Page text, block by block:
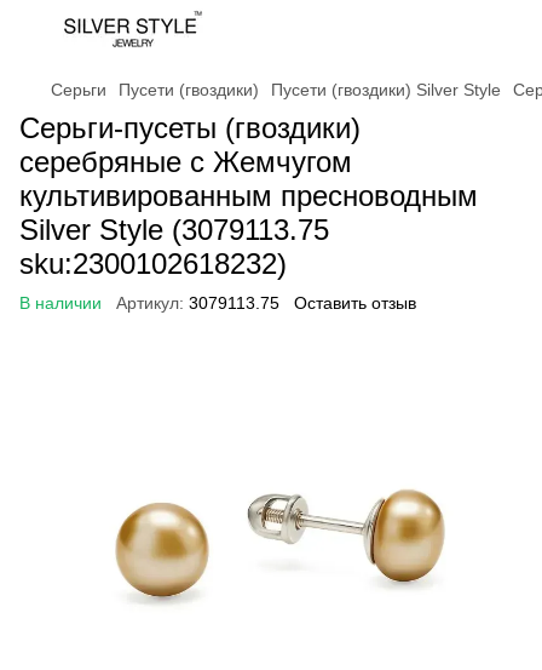
Серьги Пусети (гвоздики) Пусети (гвоздики) Silver Style
Серьги-пусеты (гвоздики)
серебряные с Жемчугом
культивированным пресноводным
Silver Style (3079113.75
sku:2300102618232)
В наличии Артикул: 3079113.75 Оставить отзыв